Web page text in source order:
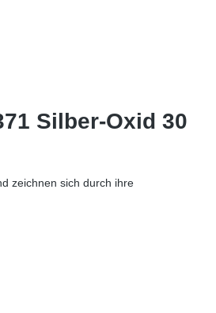
Silber-Oxid 30
zeichnen sich durch ihre